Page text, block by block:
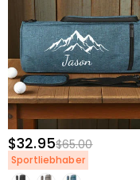
$32.95$65.00
Sportliebhaber